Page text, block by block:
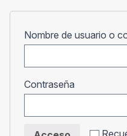
Nombre de usuario o
Contraseña